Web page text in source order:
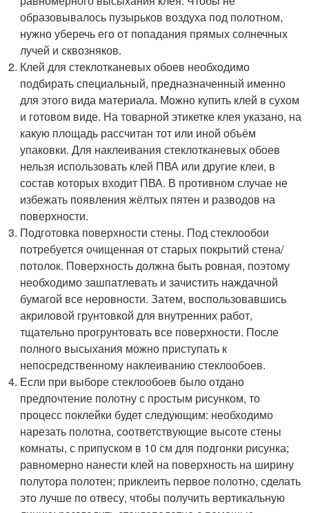
образовывалось пузырьков воздуха под полотном,
нужно уберечь его от попадания прямых солнечных
лучей и сквозняков.
Клей для стеклотканевых обоев необходимо
подбирать специальный, предназначенный именно
для этого вида материала. Можно купить клей в сухом
и готовом виде. На товарной этикетке клея указано, на
какую площадь рассчитан тот или иной объём
упаковки. Для наклеивания стеклотканевых обоев
нельзя использовать клей ПВА или другие клеи, в
состав которых входит ПВА. В противном случае не
избежать появления жёлтых пятен и разводов на
поверхности.
Подготовка поверхности стены. Под стеклообои
потребуется очищенная от старых покрытий стена/
потолок. Поверхность должна быть ровная, поэтому
необходимо зашпатлевать и зачистить наждачной
бумагой все неровности. Затем, воспользовавшись
акриловой грунтовкой для внутренних работ,
тщательно прогрунтовать все поверхности. После
полного высыхания можно приступать к
непосредственному наклеиванию стеклообоев.
Если при выборе стеклообоев было отдано
предпочтение полотну с простым рисунком, то
процесс поклейки будет следующим: необходимо
нарезать полотна, соответствующие высоте стены
комнаты, с припуском в 10 см для подгонки рисунка;
равномерно нанести клей на поверхность на ширину
полутора полотен; приклеить первое полотно, сделать
это лучше по отвесу, чтобы получить вертикальную